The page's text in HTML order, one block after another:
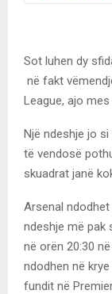
Sot luhen dy
në fakt
League, ajo
Një ndeshje jo
të vendosë
skuadrat janë
Arsenal
ndeshje më pak
në orën 20:30
ndodhen në
fundit në